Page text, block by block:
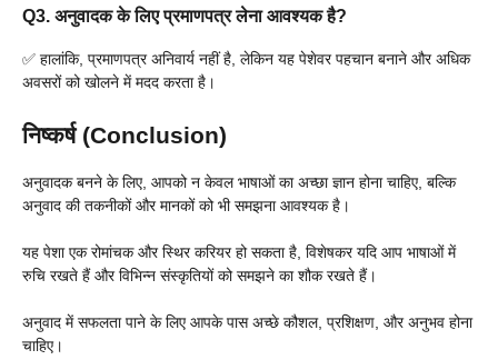
Q3. अनुवादक के लिए प्रमाणपत्र लेना आवश्यक है?
✅ हालांकि, प्रमाणपत्र अनिवार्य नहीं है, लेकिन यह पेशेवर पहचान बनाने और अधिक
अवसरों को खोलने में मदद करता है।
निष्कर्ष (Conclusion)
अनुवादक बनने के लिए, आपको न केवल भाषाओं का अच्छा ज्ञान होना चाहिए, बल्कि
अनुवाद की तकनीकों और मानकों को भी समझना आवश्यक है।
यह पेशा एक रोमांचक और स्थिर करियर हो सकता है, विशेषकर यदि आप भाषाओं में
रुचि रखते हैं और विभिन्न संस्कृतियों को समझने का शौक रखते हैं।
अनुवाद में सफलता पाने के लिए आपके पास अच्छे कौशल, प्रशिक्षण, और अनुभव होना
चाहिए।